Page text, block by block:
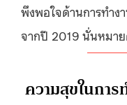
พึงพอใจด้านการทำง
จากปี 2019 นั่นหมาย
ความสุขในกา